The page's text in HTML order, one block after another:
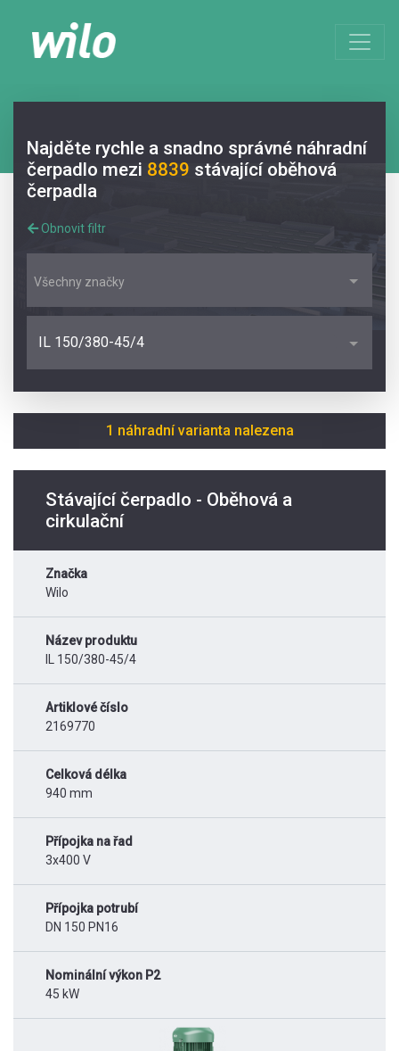
Najděte rychle a snadno správné náhradní
čerpadlo mezi 8839 stávající oběhová
čerpadla
Obnovit filtr
Všechny značky
IL 150/380-45/4
1 náhradní varianta nalezena
Stávající čerpadlo - Oběhová a
cirkulační
Značka
Wilo
Název produktu
IL 150/380-45/4
Artiklové číslo
2169770
Celková délka
940 mm
Přípojka na řad
3x400 V
Přípojka potrubí
DN 150 PN16
Nominální výkon P2
45 kW